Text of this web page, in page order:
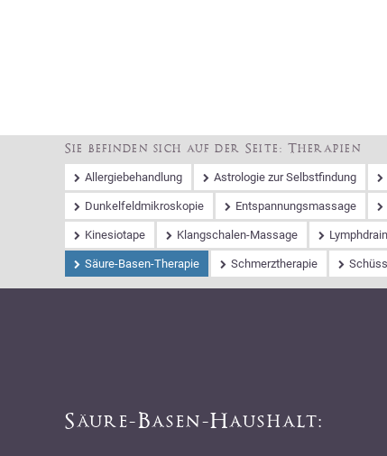
Sie befinden sich auf der Seite: Therapien
Navigation
überspringen
Allergiebehandlung Astrologie zur Selbstfindung
Dunkelfeldmikroskopie Entspannungsmassage
Kinesiotape Klangschalen-Massage
Säure-Basen-Therapie Schmerztherapie
Säure-Basen-Haushalt: